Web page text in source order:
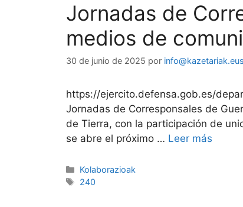
Jornadas de
medios de
30 de junio de 2025 por info@kazetariak.eus
https://ejercito.defensa.gob.es/
Jornadas de Corresponsales de
de Tierra, con la participación de
se abre el próximo … Leer más
Kolaborazioak
240